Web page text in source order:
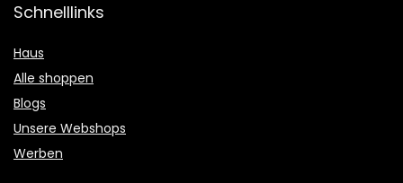
Schnelllinks
Haus
Alle shoppen
Blogs
Unsere Webshops
Werben